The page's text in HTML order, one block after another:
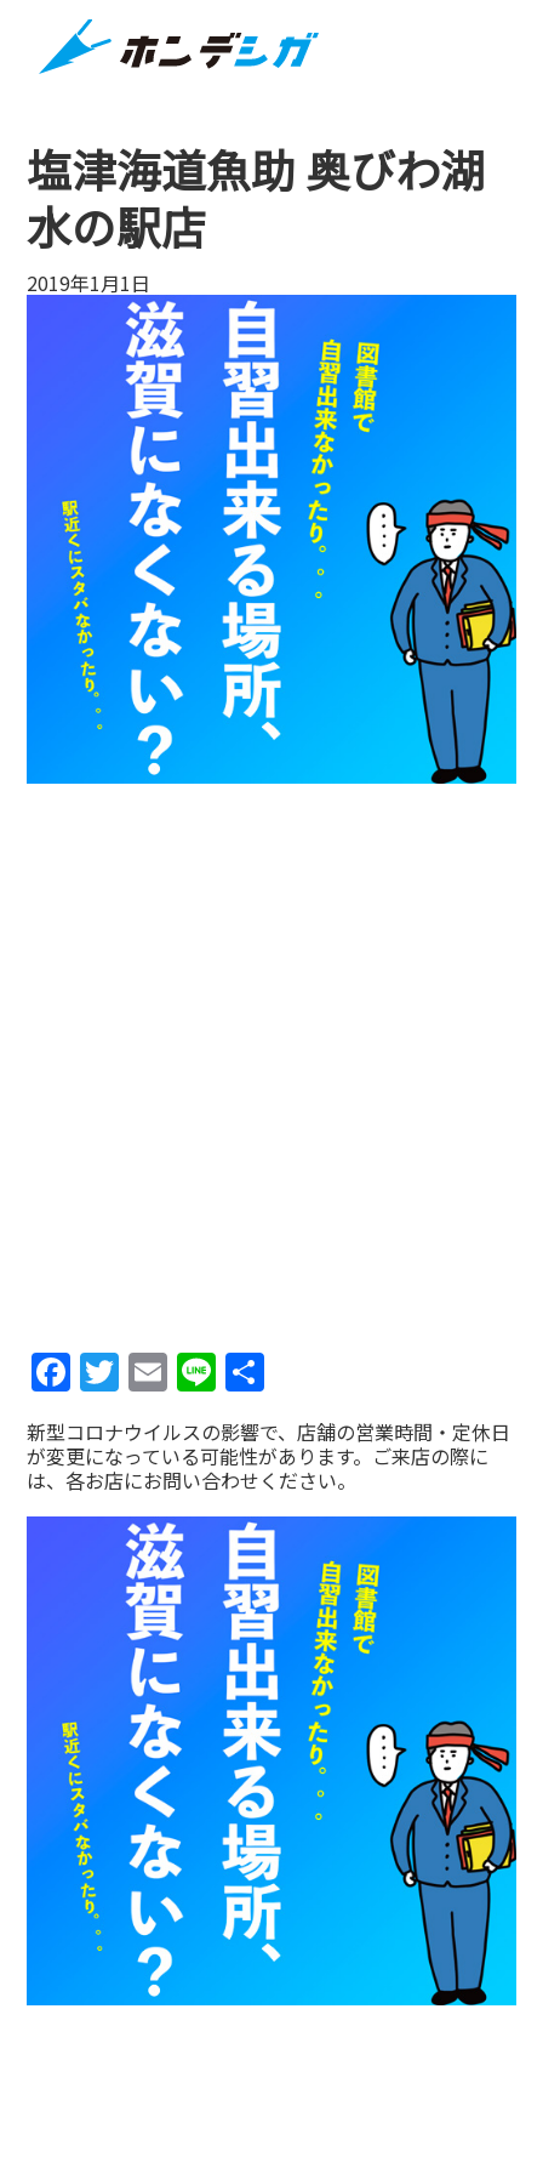
塩津海道魚助 奥びわ湖
水の駅店
2019年1月1日
Facebook
Twitter
Email
Line
有
新型コロナウイルスの影響で、店舗の営業時間・定休日
が変更になっている可能性があります。ご来店の際に
は、各お店にお問い合わせください。